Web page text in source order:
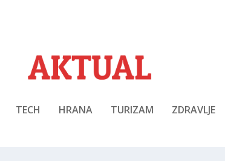
TECH HRANA TURIZAM ZDRAVLJE